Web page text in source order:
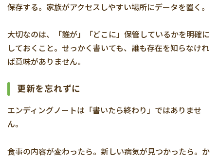
保存する。家族がアクセスしやすい場所にデータを置く。
大切なのは、「誰が」「どこに」保管しているかを明確に
しておくこと。せっかく書いても、誰も存在を知らなけれ
ば意味がありません。
更新を忘れずに
エンディングノートは「書いたら終わり」ではありませ
ん。
食事の内容が変わったら。新しい病気が見つかったら。か